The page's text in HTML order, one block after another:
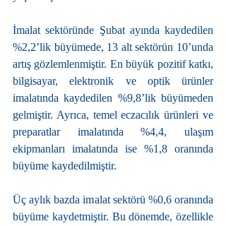
İmalat sektöründe Şubat ayında kaydedilen
%2,2’lik büyümede, 13 alt sektörün 10’unda
artış gözlemlenmiştir. En büyük pozitif katkı,
bilgisayar, elektronik ve optik ürünler
imalatında kaydedilen %9,8’lik büyümeden
gelmiştir. Ayrıca, temel eczacılık ürünleri ve
preparatlar imalatında %4,4, ulaşım
ekipmanları imalatında ise %1,8 oranında
büyüme kaydedilmiştir.
Üç aylık bazda imalat sektörü %0,6 oranında
büyüme kaydetmiştir. Bu dönemde, özellikle